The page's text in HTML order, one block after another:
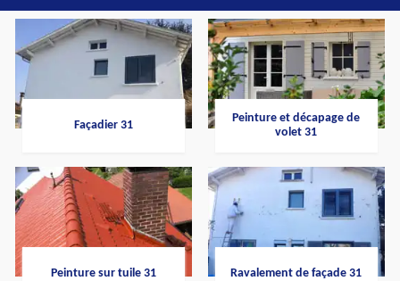
Façadier 31
Peinture et décapage de
volet 31
Peinture sur tuile 31 Ravalement de façade 31